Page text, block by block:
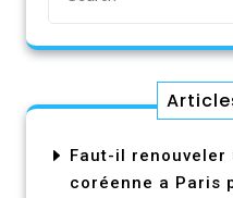
Faut-il renouveler
coréenne a Paris